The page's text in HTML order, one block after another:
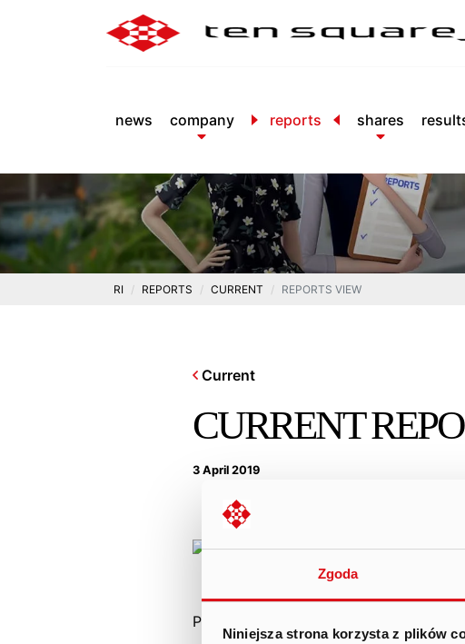
Zgoda
Niniejsza strona korzysta z plików
news company reports shares
RI REPORTS CURRENT REPORTS VIEW
Current
CURRENT
3 April 2019
Podstawa prawna: